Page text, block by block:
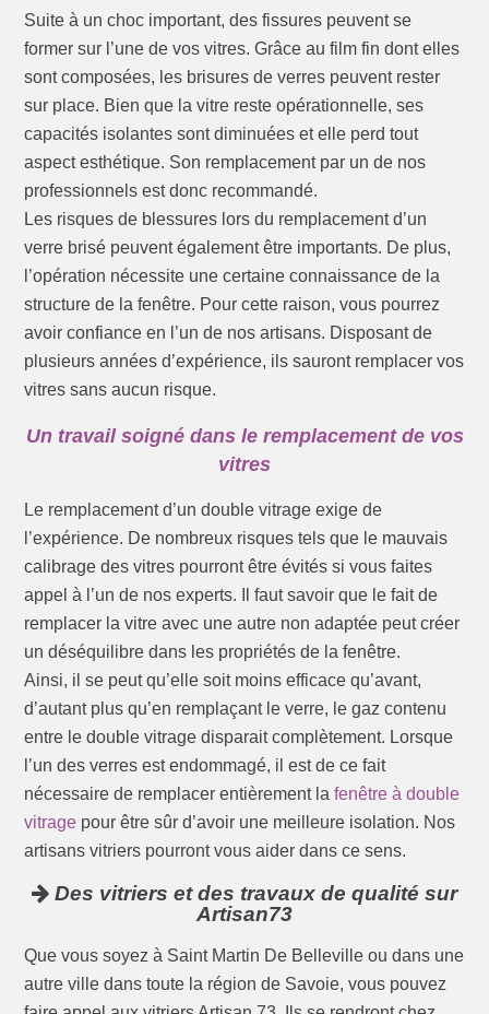
Suite à un choc important, des fissures peuvent se
former sur l’une de vos vitres. Grâce au film fin dont elles
sont composées, les brisures de verres peuvent rester
sur place. Bien que la vitre reste opérationnelle, ses
capacités isolantes sont diminuées et elle perd tout
aspect esthétique. Son remplacement par un de nos
professionnels est donc recommandé.
Les risques de blessures lors du remplacement d’un
verre brisé peuvent également être importants. De plus,
l’opération nécessite une certaine connaissance de la
structure de la fenêtre. Pour cette raison, vous pourrez
avoir confiance en l’un de nos artisans. Disposant de
plusieurs années d’expérience, ils sauront remplacer vos
vitres sans aucun risque.
Un travail soigné dans le remplacement de vos
vitres
Le remplacement d’un double vitrage exige de
l’expérience. De nombreux risques tels que le mauvais
calibrage des vitres pourront être évités si vous faites
appel à l’un de nos experts. Il faut savoir que le fait de
remplacer la vitre avec une autre non adaptée peut créer
un déséquilibre dans les propriétés de la fenêtre.
Ainsi, il se peut qu’elle soit moins efficace qu’avant,
d’autant plus qu’en remplaçant le verre, le gaz contenu
entre le double vitrage disparait complètement. Lorsque
l’un des verres est endommagé, il est de ce fait
nécessaire de remplacer entièrement lafenêtre à double
vitrage pour être sûr d’avoir une meilleure isolation. Nos
artisans vitriers pourront vous aider dans ce sens.
Des vitriers et des travaux de qualité sur
Artisan73
Que vous soyez à Saint Martin De Belleville ou dans une
autre ville dans toute la région de Savoie, vous pouvez